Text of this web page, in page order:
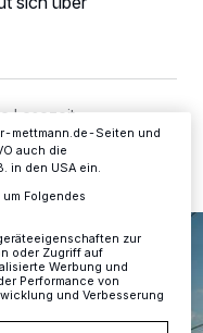
Lesezeit
für Sie. Sie können
Ihre Einstellungen zu
mettmann.de-Seiten und
auch die
in den USA ein.
Folgendes
zur
oder Zugriff auf
Werbung und
Performance von
und Verbesserung